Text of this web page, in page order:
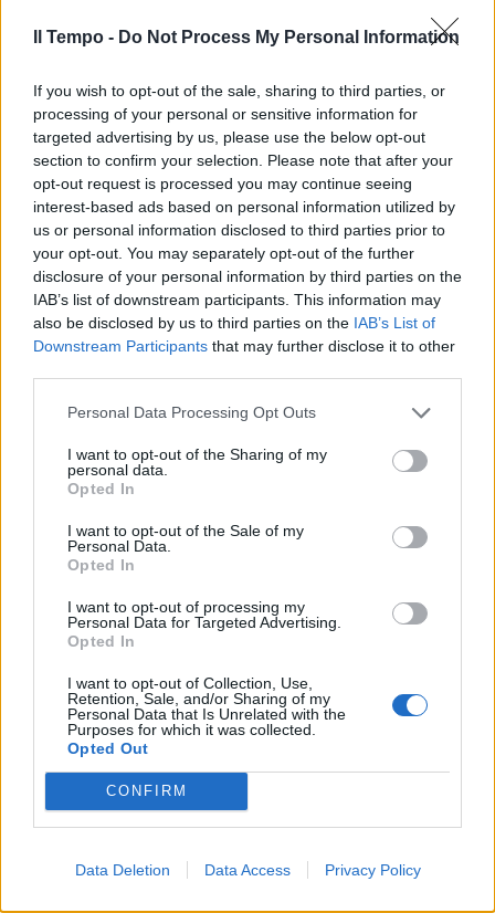
Il Tempo - Do Not Process My Personal Information
If you wish to opt-out of the sale, sharing to third parties, or
processing of your personal or sensitive information for
targeted advertising by us, please use the below opt-out
section to confirm your selection. Please note that after your
opt-out request is processed you may continue seeing
interest-based ads based on personal information utilized by
us or personal information disclosed to third parties prior to
your opt-out. You may separately opt-out of the further
disclosure of your personal information by third parties on the
IAB’s list of downstream participants. This information may
also be disclosed by us to third parties on the IAB’s List of
Downstream Participants that may further disclose it to other
Personal Data Processing Opt Outs
I want to opt-out of the Sharing of my
personal data.
Opted In
I want to opt-out of the Sale of my
Personal Data.
Opted In
I want to opt-out of processing my
Personal Data for Targeted Advertising.
Opted In
I want to opt-out of Collection, Use,
Retention, Sale, and/or Sharing of my
Personal Data that Is Unrelated with the
Purposes for which it was collected.
Opted Out
CONFIRM
Data Deletion Data Access Privacy Policy
di nulla"
FUOCO AMICO A NAPOLI
La festa del campo largo nel
caos: "Farsa elettorale", blitz
sinistro in piazza
08/07/2026
NEL CAMPO LARGO
Il derby rusticano Elly-Conte:
divisi su tutto, alleati per forza
COMMISSIONE COVID
Ora negherà anche di chiamarsi
punti che inchiodano Conte
07/07/2026
SONDAGGIO IMMIGRAZIONE
no agli ingressi. Bagno di realtà
per la sinistra
05/07/2026
BIGNAMI: HANNO FACCIA COME IL COVID
"Se Conte e gli altri sono
convinti del danno erariale
rinuncino allo scudo"